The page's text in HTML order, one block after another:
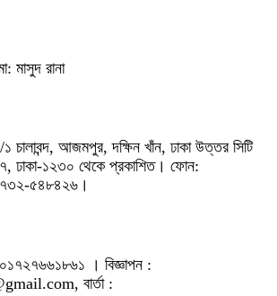
মাসুদ রানা
আজমপুর, দক্ষিন খাঁন, ঢাকা উত্তর সিটি
ঢাকা-১২৩০ থেকে প্রকাশিত। ফোন:
৫৪৮৪২৬।
০১৭২৭৬৬১৮৬১ । বিজ্ঞাপন :
বার্তা :